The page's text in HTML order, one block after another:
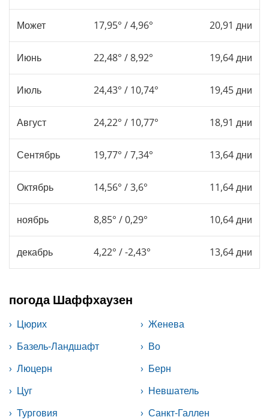
Может 17,95° / 4,96° 20,91 дни
Июнь 22,48° / 8,92° 19,64 дни
Июль 24,43° / 10,74° 19,45 дни
Август 24,22° / 10,77° 18,91 дни
Сентябрь 19,77° / 7,34° 13,64 дни
Октябрь 14,56° / 3,6° 11,64 дни
ноябрь 8,85° / 0,29° 10,64 дни
декабрь 4,22° / -2,43° 13,64 дни
погода Шаффхаузен
Цюрих
Женева
Базель-Ландшафт
Во
Люцерн
Берн
Цуг
Невшатель
Турговия
Санкт-Галлен